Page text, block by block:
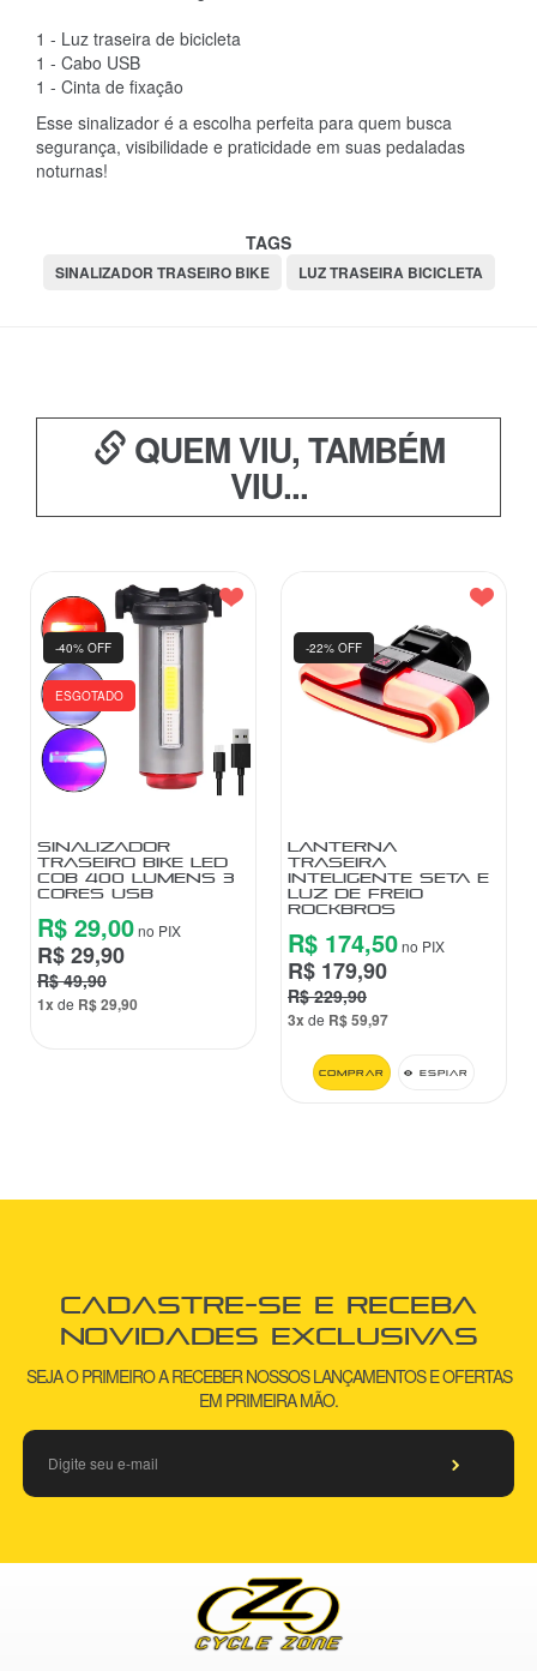
1 - Luz traseira de bicicleta
1 - Cabo USB
1 - Cinta de fixação
Esse sinalizador é a escolha perfeita para quem busca
segurança, visibilidade e praticidade em suas pedaladas
noturnas!
TAGS
SINALIZADOR TRASEIRO BIKE LUZ TRASEIRA BICICLETA
QUEM VIU, TAMBÉM
VIU...
SINALIZADOR
TRASEIRO BIKE LED
COB 400 LUMENS 3
CORES USB
ESGOTADO
-40% OFF
R$ 29,00no PIX
R$ 29,90
R$ 49,90
1x de R$ 29,90
LANTERNA
TRASEIRA
INTELIGENTE SETA E
LUZ DE FREIO
ROCKBROS
-22% OFF
R$ 174,50no PIX
R$ 179,90
R$ 229,90
3x de R$ 59,97
Comprar Espiar
Cadastre-se e receba
novidades exclusivas
SEJA O PRIMEIRO A RECEBER NOSSOS LANÇAMENTOS E OFERTAS
EM PRIMEIRA MÃO.